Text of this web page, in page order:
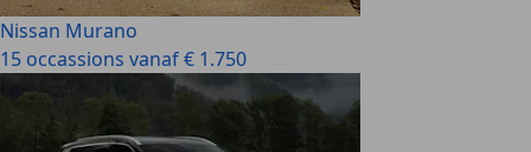
Nissan Murano
15 occassions vanaf € 1.750